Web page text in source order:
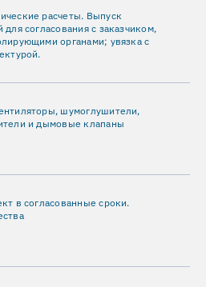
расчеты. Выпуск
согласования с заказчиком,
органами; увязка с
шумоглушители,
и дымовые клапаны
в согласованные сроки.